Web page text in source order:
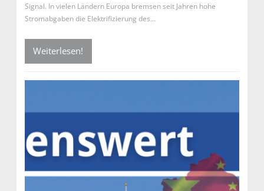
Signal. In vielen Ländern Europa bremsen seit Jahren hohe
Stromabgaben die Elektrifizierung des…
Weiterlesen!